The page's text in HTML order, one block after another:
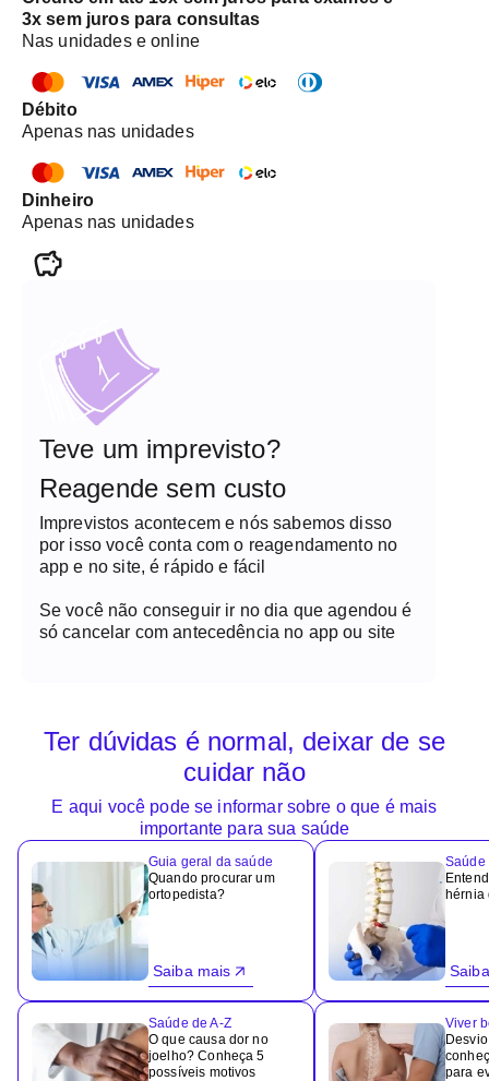
3x sem juros para consultas
Nas unidades e online
Débito
Apenas nas unidades
Dinheiro
Apenas nas unidades
Teve um imprevisto?
Reagende sem custo
Imprevistos acontecem e nós sabemos disso
por isso você conta com o reagendamento no
app e no site, é rápido e fácil
Se você não conseguir ir no dia que agendou é
só cancelar com antecedência no app ou site
Ter dúvidas é normal, deixar de se
cuidar não
E aqui você pode se informar sobre o que é mais
importante para sua saúde
Guia geral da saúde
Quando procurar um
ortopedista?
Saiba mais
Saúde de A-Z
O que causa dor no
joelho? Conheça 5
possíveis motivos
Saúde
hérnia
Viver
para